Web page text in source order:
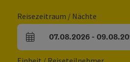
Reisezeitraum / Nächte
An- und Abreisefelder
07.08.2026-